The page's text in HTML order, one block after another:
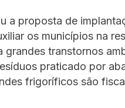
a proposta de
os municípios na
grandes transtornos
praticado por
frigoríficos são